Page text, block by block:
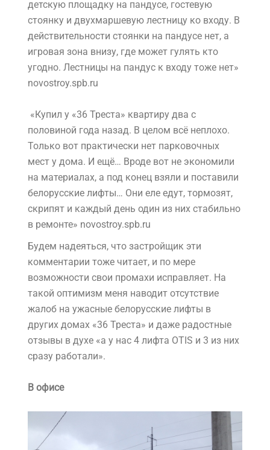
детскую площадку на пандусе, гостевую
стоянку и двухмаршевую лестницу ко входу. В
действительности стоянки на пандусе нет, а
игровая зона внизу, где может гулять кто
угодно. Лестницы на пандус к входу тоже нет»
novostroy.spb.ru
«Купил у «36 Треста» квартиру два с
половиной года назад. В целом всё неплохо.
Только вот практически нет парковочных
мест у дома. И ещё… Вроде вот не экономили
на материалах, а под конец взяли и поставили
белорусские лифты… Они еле едут, тормозят,
скрипят и каждый день один из них стабильно
в ремонте» novostroy.spb.ru
Будем надеяться, что застройщик эти
комментарии тоже читает, и по мере
возможности свои промахи исправляет. На
такой оптимизм меня наводит отсутствие
жалоб на ужасные белорусские лифты в
других домах «36 Треста» и даже радостные
отзывы в духе «а у нас 4 лифта OTIS и 3 из них
сразу работали».
В офисе